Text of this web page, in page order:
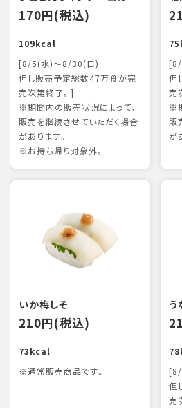
170円(税込)
109kcal
[8/5(水)～8/30(日)
但し販売予定総数47万食が完
売次第終了。]
※期間内の販売状況によって、
販売を継続させていただく場合
があります。
※お持ち帰り対象外。
[8/
但
売
※
販
が
いか梅しそ
210円(税込)
73kcal
※通常販売商品です。
う
[8/
但
売